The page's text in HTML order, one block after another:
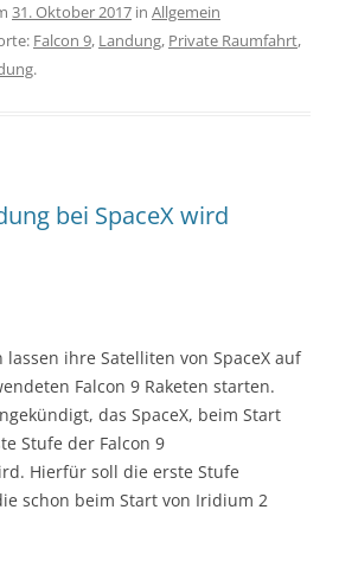
31. Oktober 2017 in Allgemein
Falcon 9, Landung, Private Raumfahrt,
.
bei SpaceX wird
ihre Satelliten von SpaceX auf
Falcon 9 Raketen starten.
das SpaceX, beim Start
Stufe der Falcon 9
Hierfür soll die erste Stufe
schon beim Start von Iridium 2